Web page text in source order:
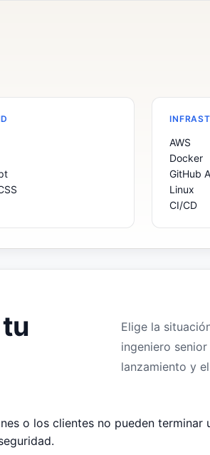
AWS
Docker
GitHub
Linux
CI/CD
Elige la
ingeniero
lanzamiento y
o los clientes no pueden